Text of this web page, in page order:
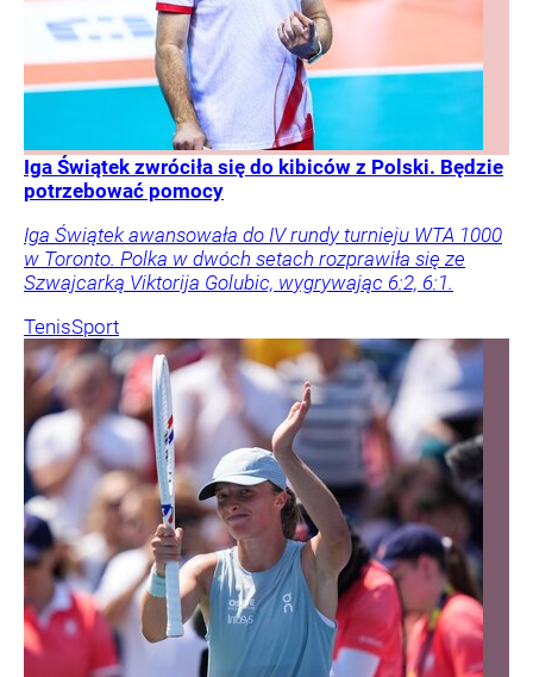
Iga Świątek zwróciła się do kibiców z Polski. Będzie
potrzebować pomocy
Iga Świątek awansowała do IV rundy turnieju WTA 1000
w Toronto. Polka w dwóch setach rozprawiła się ze
Szwajcarką Viktorija Golubic, wygrywając 6:2, 6:1.
TenisSport